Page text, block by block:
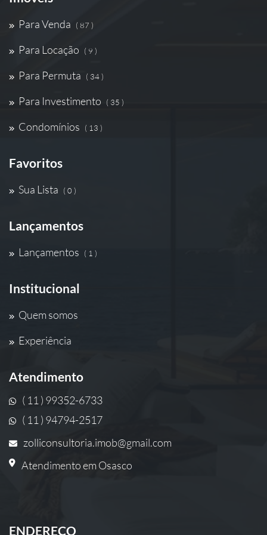
Para Venda ( 87 )
Para Locação ( 9 )
Para Permuta ( 34 )
Para Investimento ( 35 )
Condomínios ( 13 )
Favoritos
Sua Lista ( 0 )
Lançamentos
Lançamentos ( 1 )
Institucional
Quem somos
Experiência
Atendimento
( 11 ) 99352-6733
( 11 ) 94794-2517
zolliconsultoria.imob@gmail.com
Atendimento em Osasco
ENDEREÇO